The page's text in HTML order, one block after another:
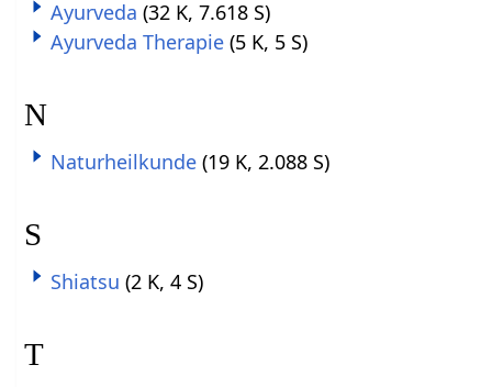
Ayurveda (32 K, 7.618 S)
Ayurveda Therapie (5 K, 5 S)
N
Naturheilkunde (19 K, 2.088 S)
S
Shiatsu (2 K, 4 S)
T